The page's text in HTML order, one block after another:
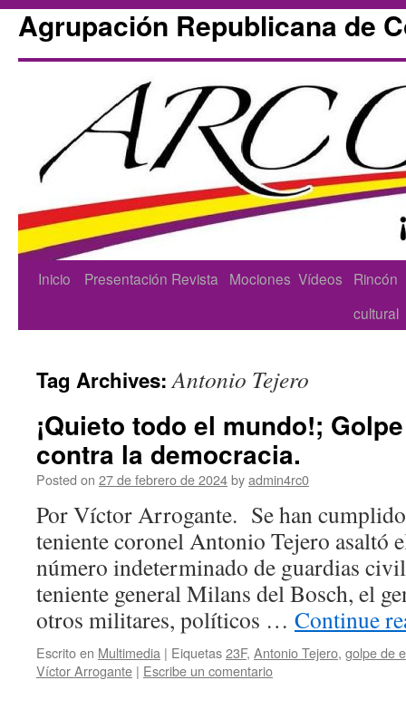
Agrupación Republicana de
Skip
Inicio Presentación Revista Mociones Vídeos
Rincón
cultural
Tag Archives:Antonio Tejero
¡Quieto todo el mundo!;
contra la democracia.
Posted on 27 de febrero de 2024byadmin4rc0
Por Víctor Arrogante. Se han cumplido
teniente coronel Antonio Tejero asaltó
número indeterminado de guardias
teniente general Milans del Bosch, el
otros militares, políticos … Continue
Escrito en Multimedia | Eiquetas23F, Antonio Tejero, golpe de
Víctor Arrogante | Escribe un comentario